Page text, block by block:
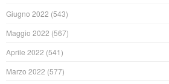
Giugno 2022 (543)
Maggio 2022 (567)
Aprile 2022 (541)
Marzo 2022 (577)